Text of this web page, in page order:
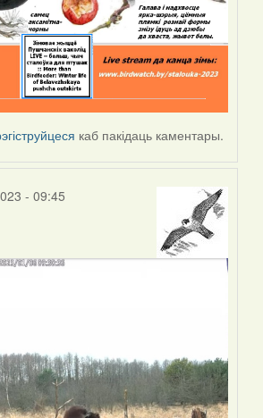
каб пакідаць каментары.
- 09:45